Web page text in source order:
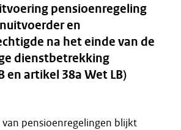
pensioenregeling
en
na het einde van de
dienstbetrekking
en artikel 38a Wet LB)
pensioenregelingen blijkt